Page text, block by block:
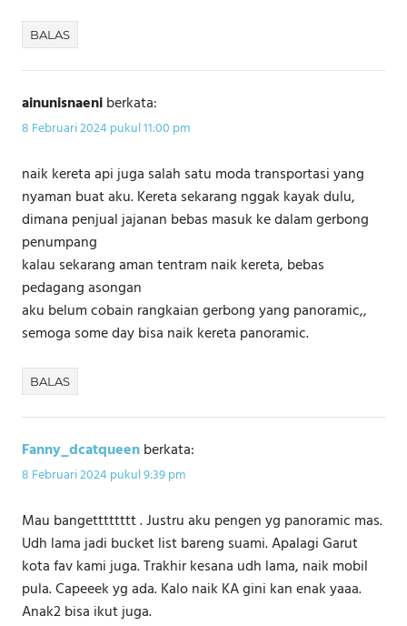
BALAS
ainunisnaeniberkata:
8 Februari 2024 pukul 11:00 pm
naik kereta api juga salah satu moda transportasi yang
nyaman buat aku. Kereta sekarang nggak kayak dulu,
dimana penjual jajanan bebas masuk ke dalam gerbong
penumpang
kalau sekarang aman tentram naik kereta, bebas
pedagang asongan
aku belum cobain rangkaian gerbong yang panoramic,,
semoga some day bisa naik kereta panoramic.
BALAS
Fanny_dcatqueenberkata:
8 Februari 2024 pukul 9:39 pm
Mau bangetttttttt . Justru aku pengen yg panoramic mas.
Udh lama jadi bucket list bareng suami. Apalagi Garut
kota fav kami juga. Trakhir kesana udh lama, naik mobil
pula. Capeeek yg ada. Kalo naik KA gini kan enak yaaa.
Anak2 bisa ikut juga.